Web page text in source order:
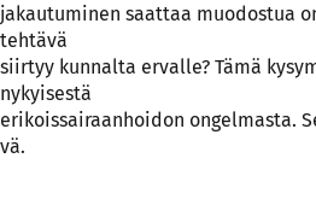
ja­kau­tu­mi­nen saat­taa muo­dos­tua
teh­tä­vä
siir­tyy kun­nal­ta er­val­le? Tä­mä
ny­kyi­ses­tä
eri­kois­sai­raan­hoi­don on­gel­mas­ta.
vä.